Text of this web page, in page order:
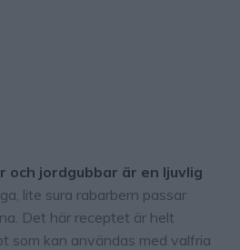
och jordgubbar är en ljuvlig
lite sura rabarbern passar
Det här receptet är helt
som kan användas med valfria